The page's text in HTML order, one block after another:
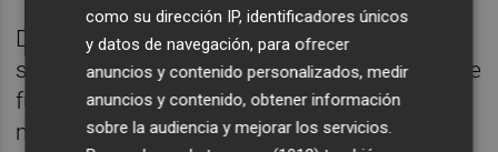
Dicho esto, ha insistido en que la Generalitat
siempre ha abogado por que la vuelta a clase
fuera presencial, porque "durante estos
meses las aulas han sido un espacio
como su dirección IP, identificadores únicos
y datos de navegación, para ofrecer
anuncios y contenido personalizados, medir
anuncios y contenido, obtener información
sobre la audiencia y mejorar los servicios.